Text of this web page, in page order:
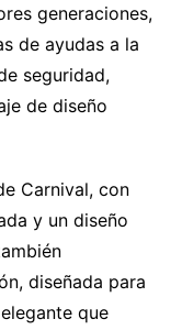
generaciones,
de ayudas a la
seguridad,
de diseño
Carnival, con
y un diseño
diseñada para
que